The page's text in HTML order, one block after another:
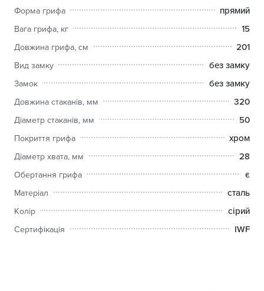
Форма грифа прямий
Вага грифа, кг 15
Довжина грифа, см 201
Вид замку без замку
Замок без замку
Довжина стаканів, мм 320
Діаметр стаканів, мм 50
Покриття грифа хром
Діаметр хвата, мм 28
Обертання грифа є
Матеріал сталь
Колір сірий
Сертифікація IWF